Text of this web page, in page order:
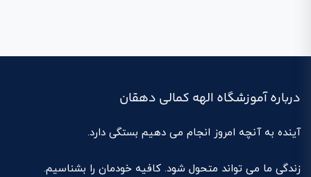
درباره آموزشگاه الهه کمالی دهقان
آینده به آنچه امروز انجام می دهیم بستگی دارد.
زندگی ما می تواند متحول شود. کافیه خودمان را بشناسیم.